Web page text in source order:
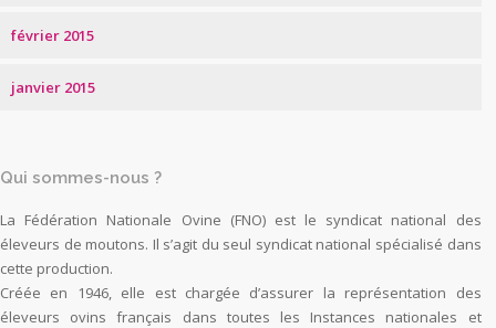
février 2015
janvier 2015
Qui sommes-nous ?
La Fédération Nationale Ovine (FNO) est le syndicat national des
éleveurs de moutons. Il s’agit du seul syndicat national spécialisé dans
cette production.
Créée en 1946, elle est chargée d’assurer la représentation des
éleveurs ovins français dans toutes les Instances nationales et